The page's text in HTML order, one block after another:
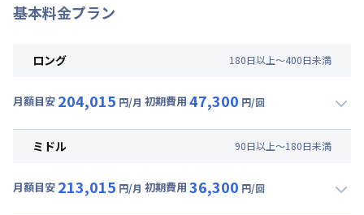
基本料金プラン
ロング 180日以上～400日未満
月額目安 204,015 円/月 初期費用 47,300 円/回
月額賃料目安(30日利用)
光熱費他 : 43,650円/月 (1,455円/日) (税抜)
ミドル 90日以上～180日未満
月額目安 213,015 円/月 初期費用 36,300 円/回